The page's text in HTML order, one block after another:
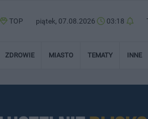
TOP piątek, 07.08.2026 03:18
ZDROWIE MIASTO TEMATY INNE